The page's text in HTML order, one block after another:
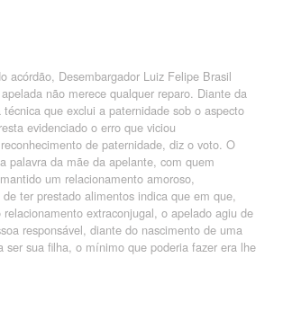
acórdão, Desembargador Luiz Felipe Brasil
não merece qualquer reparo. Diante da
técnica que exclui a paternidade sob o aspecto
evidenciado o erro que viciou
de paternidade, diz o voto. O
palavra da mãe da apelante, com quem
um relacionamento amoroso,
ter prestado alimentos indica que em que,
extraconjugal, o apelado agiu de
responsável, diante do nascimento de uma
ser sua filha, o mínimo que poderia fazer era lhe